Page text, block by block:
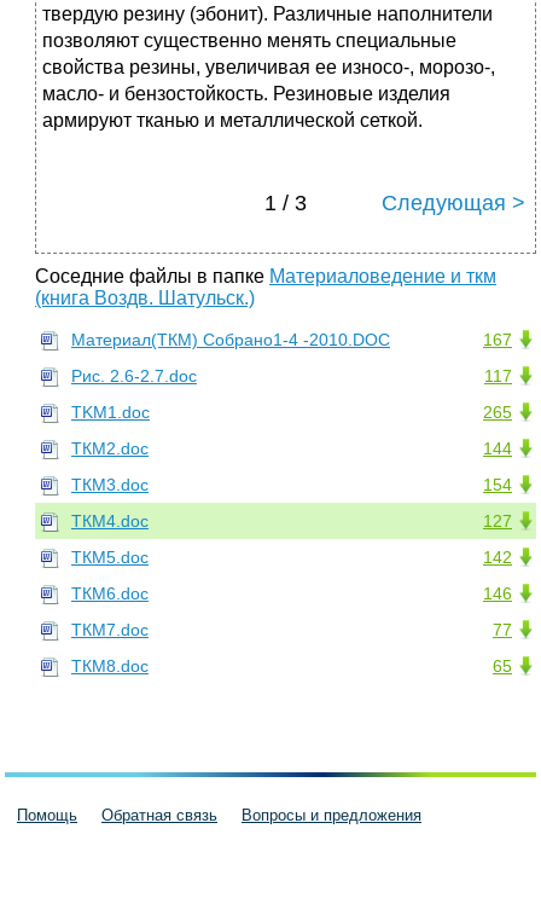
твердую резину (эбонит). Различные наполнители
позволяют существенно менять специальные
свойства резины, увеличивая ее износо-, морозо-,
масло- и бензостойкость. Резиновые изделия
армируют тканью и металлической сеткой.
1 / 3 Следующая >
Соседние файлы в папке Материаловедение и ткм
(книга Воздв. Шатульск.)
167
Материал(ТКМ) Собрано1-4 -2010.DOC
117
Рис. 2.6-2.7.doc
265
ТKM1.doc
144
ТКМ2.doc
154
ТКМ3.doc
127
ТКМ4.doc
142
ТКМ5.doc
146
ТКМ6.doc
77
ТКМ7.doc
65
ТКМ8.doc
Помощь Обратная связь Вопросы и предложения